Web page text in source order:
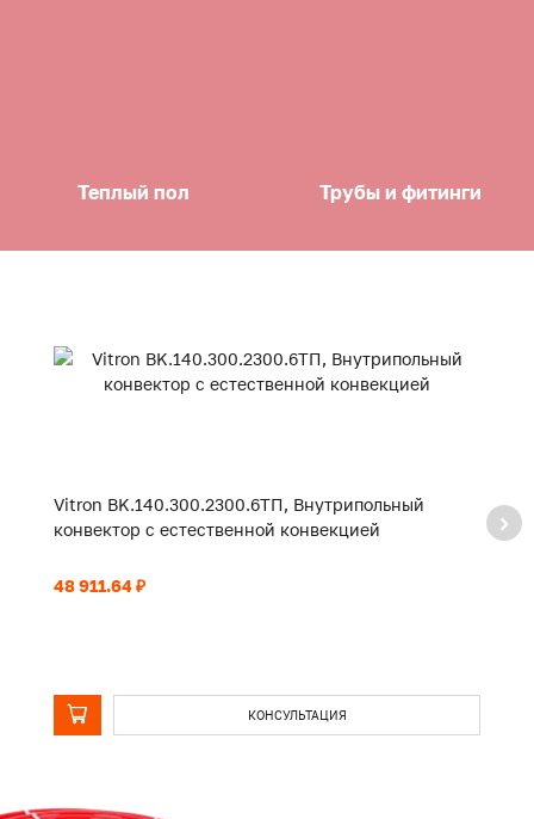
Теплый пол Трубы и фитинги
Vitron BK.140.300.2300.6ТП, Внутрипольный
конвектор с естественной конвекцией
48 911.64 ₽
КОНСУЛЬТАЦИЯ